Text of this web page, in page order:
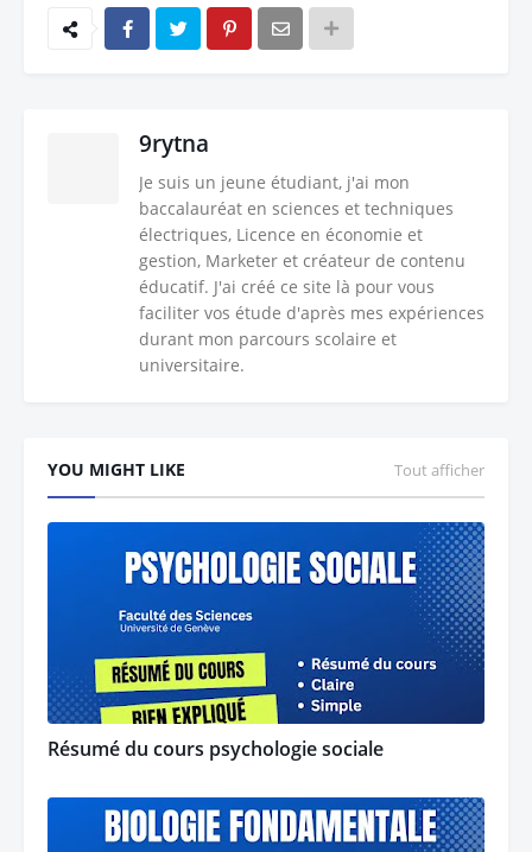
9rytna
Je suis un jeune étudiant, j'ai mon
baccalauréat en sciences et techniques
électriques, Licence en économie et
gestion, Marketer et créateur de contenu
éducatif. J'ai créé ce site là pour vous
faciliter vos étude d'après mes expériences
durant mon parcours scolaire et
universitaire.
YOU MIGHT LIKE Tout afficher
Résumé du cours psychologie sociale